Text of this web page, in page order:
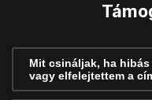
Mit csináljak, ha
vagy elfelejtettem a